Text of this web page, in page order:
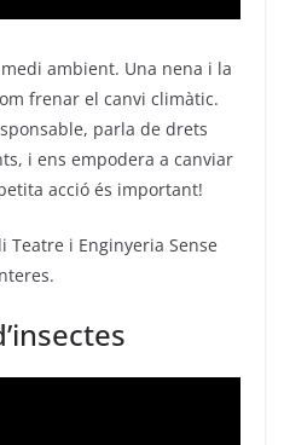
ambient. Una nena i la
frenar el canvi climàtic.
parla de drets
i ens empodera a canviar
acció és important!
Teatre i Enginyeria Sense